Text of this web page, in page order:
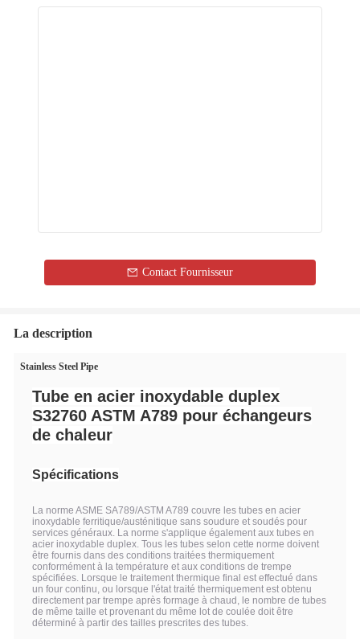
Contact Fournisseur
La description
Stainless Steel Pipe
Tube en acier inoxydable duplex
S32760 ASTM A789 pour échangeurs
de chaleur
Spécifications
La norme ASME SA789/ASTM A789 couvre les tubes en acier
inoxydable ferritique/austénitique sans soudure et soudés pour
services généraux. La norme s'applique également aux tubes en
acier inoxydable duplex. Tous les tubes selon cette norme doivent
être fournis dans des conditions traitées thermiquement
conformément à la température et aux conditions de trempe
spécifiées. Lorsque le traitement thermique final est effectué dans
un four continu, ou lorsque l'état traité thermiquement est obtenu
directement par trempe après formage à chaud, le nombre de tubes
de même taille et provenant du même lot de coulée doit être
déterminé à partir des tailles prescrites des tubes.